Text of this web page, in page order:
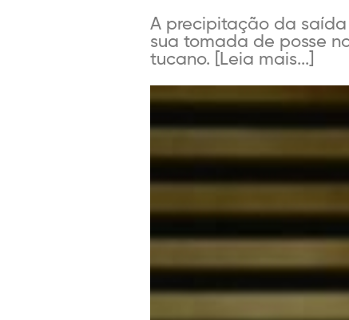
A precipitação da saída
sua tomada de posse
tucano. [Leia mais...]